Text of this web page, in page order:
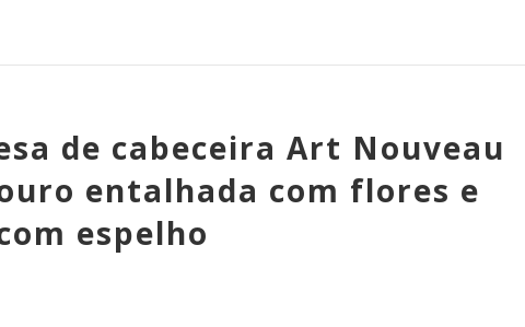
de cabeceira Art Nouveau
entalhada com flores e
espelho